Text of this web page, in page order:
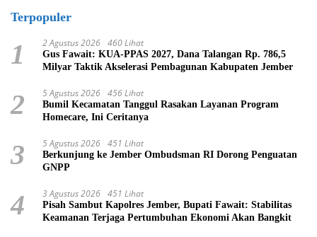
Terpopuler
1 2 Agustus 2026 460 Lihat
Gus Fawait: KUA-PPAS 2027, Dana Talangan Rp. 786,5
Milyar Taktik Akselerasi Pembagunan Kabupaten Jember
2 5 Agustus 2026 456 Lihat
Bumil Kecamatan Tanggul Rasakan Layanan Program
Homecare, Ini Ceritanya
3 5 Agustus 2026 451 Lihat
Berkunjung ke Jember Ombudsman RI Dorong Penguatan
GNPP
4 3 Agustus 2026 451 Lihat
Pisah Sambut Kapolres Jember, Bupati Fawait: Stabilitas
Keamanan Terjaga Pertumbuhan Ekonomi Akan Bangkit